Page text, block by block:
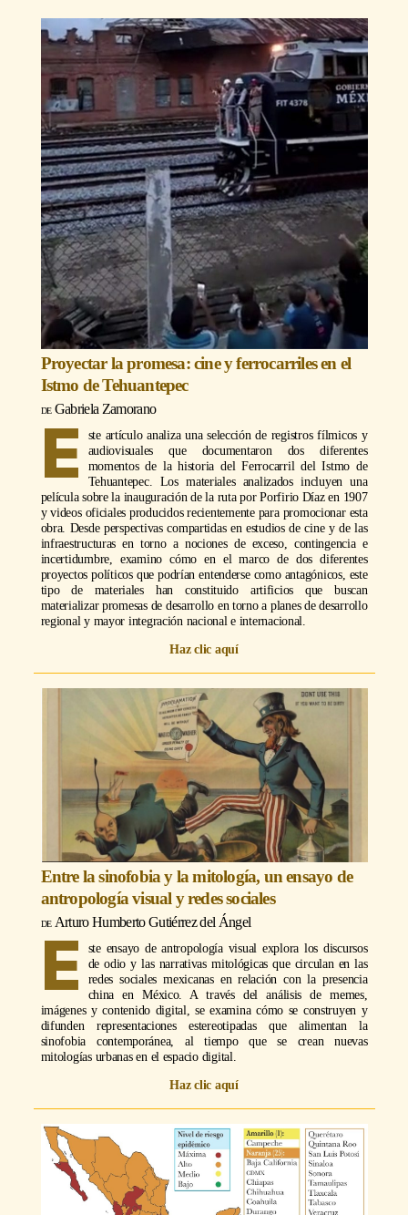
Proyectar la promesa: cine y ferrocarriles en el
Istmo de Tehuantepec
Gabriela Zamorano
E
ste artículo analiza una selección de registros fílmicos y
audiovisuales que documentaron dos diferentes
momentos de la historia del Ferrocarril del Istmo de
Tehuantepec. Los materiales analizados incluyen una
película sobre la inauguración de la ruta por Porfirio Díaz en 1907
y videos oficiales producidos recientemente para promocionar esta
obra. Desde perspectivas compartidas en estudios de cine y de las
infraestructuras en torno a nociones de exceso, contingencia e
incertidumbre, examino cómo en el marco de dos diferentes
proyectos políticos que podrían entenderse como antagónicos, este
tipo de materiales han constituido artificios que buscan
materializar promesas de desarrollo en torno a planes de desarrollo
regional y mayor integración nacional e internacional.
Haz clic aquí
Entre la sinofobia y la mitología, un ensayo de
antropología visual y redes sociales
Arturo Humberto Gutiérrez del Ángel
E
ste ensayo de antropología visual explora los discursos
de odio y las narrativas mitológicas que circulan en las
redes sociales mexicanas en relación con la presencia
china en México. A través del análisis de memes,
imágenes y contenido digital, se examina cómo se construyen y
difunden representaciones estereotipadas que alimentan la
sinofobia contemporánea, al tiempo que se crean nuevas
mitologías urbanas en el espacio digital.
Haz clic aquí